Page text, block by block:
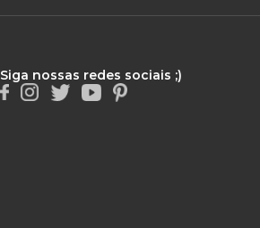
Siga nossas redes sociais ;)